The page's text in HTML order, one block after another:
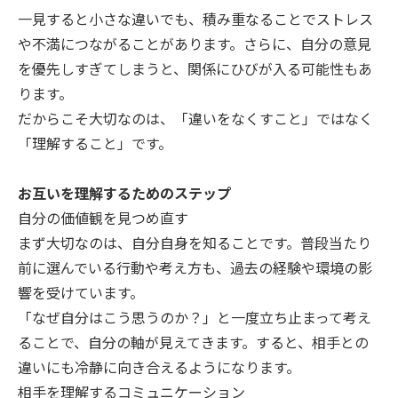
一見すると小さな違いでも、積み重なることでストレス
や不満につながることがあります。さらに、自分の意見
を優先しすぎてしまうと、関係にひびが入る可能性もあ
ります。
だからこそ大切なのは、「違いをなくすこと」ではなく
「理解すること」です。
お互いを理解するためのステップ
自分の価値観を見つめ直す
まず大切なのは、自分自身を知ることです。普段当たり
前に選んでいる行動や考え方も、過去の経験や環境の影
響を受けています。
「なぜ自分はこう思うのか？」と一度立ち止まって考え
ることで、自分の軸が見えてきます。すると、相手との
違いにも冷静に向き合えるようになります。
相手を理解するコミュニケーション